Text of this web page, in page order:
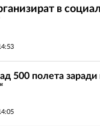
в
500 полета